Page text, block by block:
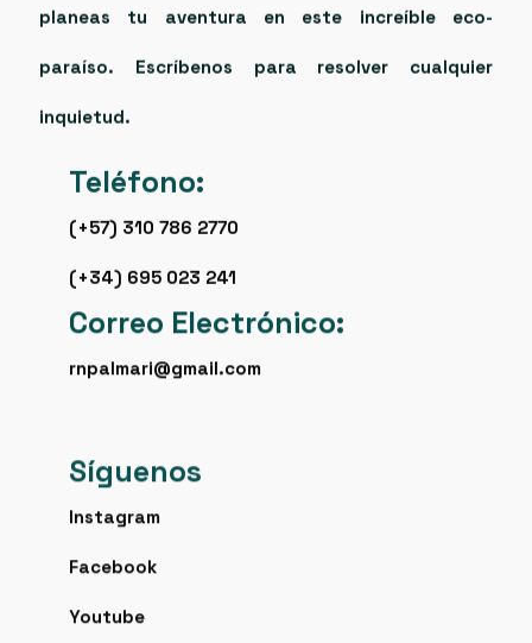
planeas tu aventura en este increíble eco-
paraíso. Escríbenos para resolver cualquier
inquietud.
Teléfono:
(+57) 310 786 2770
(+34) 695 023 241
Correo Electrónico:
rnpalmari@gmail.com
Síguenos
Instagram
Facebook
Youtube